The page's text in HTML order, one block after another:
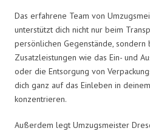
Das erfahrene Team von
unterstützt dich nicht nur beim
persönlichen Gegenstände, sondern
Zusatzleistungen wie das Ein- und
oder die Entsorgung von
dich ganz auf das Einleben in
konzentrieren.
Außerdem legt Umzugsmeister